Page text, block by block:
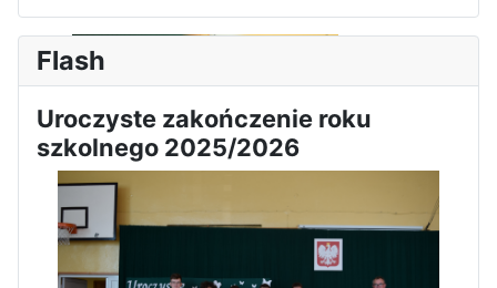
Apel z okazji 235-tej rocznicy
uchwalenia Konstytucji 3 Maja
Flash
Uroczyste zakończenie roku
szkolnego 2025/2026